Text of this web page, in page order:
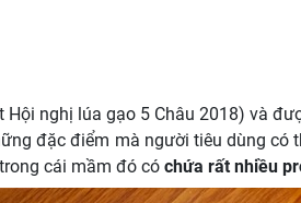
Hội nghị lúa gạo 5 Châu 2018) và
đặc điểm mà người tiêu dùng
cái mầm đó có chứa rất nhiều